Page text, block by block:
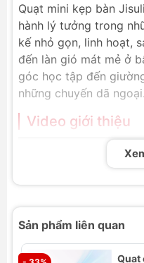
Quạt mini kẹp bàn
hành lý tưởng trong
kế nhỏ gọn, linh hoạt,
đến làn gió mát mẻ ở
góc học tập đến
những chuyến dã ngoại.
Video giới thiệu
Sản phẩm liên quan
Quạt